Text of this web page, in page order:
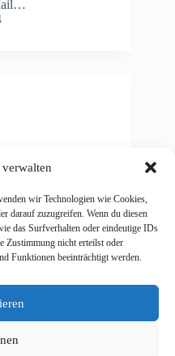
wir Technologien wie Cookies,
darauf zuzugreifen. Wenn du diesen
das Surfverhalten oder eindeutige IDs
Zustimmung nicht erteilst oder
Funktionen beeinträchtigt werden.
regioNW-
unsere
padlet für alle zur